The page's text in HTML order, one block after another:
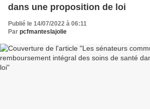
dans une proposition de loi
Publié le 14/07/2022 à 06:11
Par pcfmanteslajolie